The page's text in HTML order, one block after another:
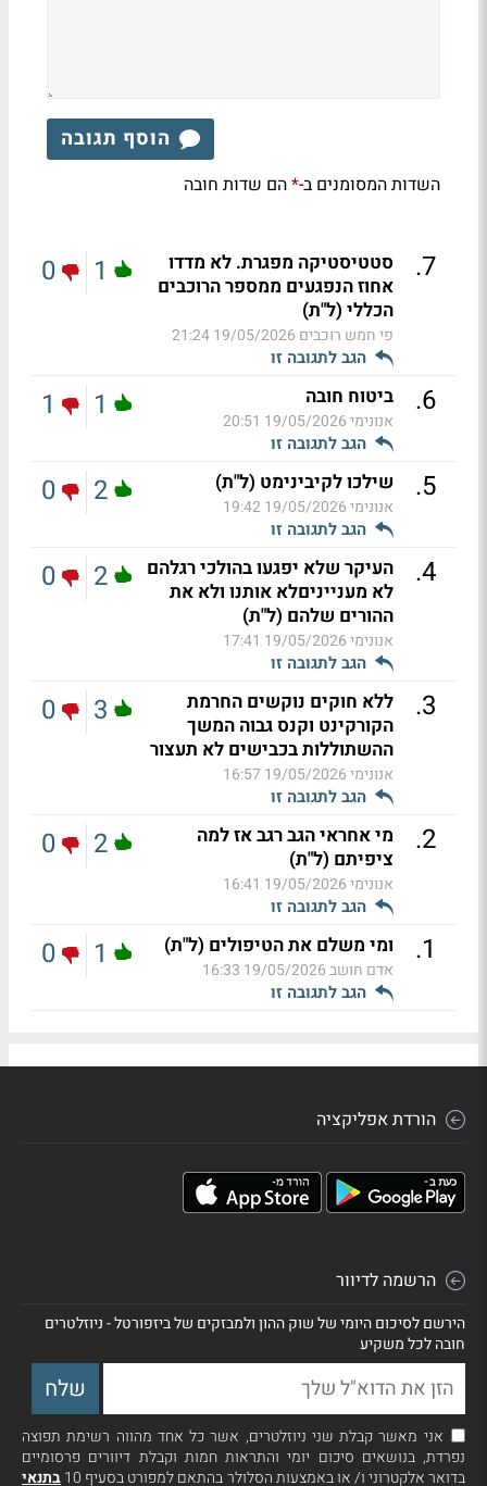
הוסף תגובה
השדות המסומנים ב-*הם שדות חובה
7
.
סטטיסטיקה מפגרת. לא מדדו
אחוז הנפגעים ממספר הרוכבים
הכללי (ל"ת)
פי חמש רוכבים 19/05/2026 21:24
הגב לתגובה זו
1
0
6
. ביטוח חובה
אנונימי19/05/2026 20:51
הגב לתגובה זו
1
1
5
. שילכו לקיבינימט (ל"ת)
אנונימי19/05/2026 19:42
הגב לתגובה זו
2
0
4
.
העיקר שלא יפגעו בהולכי רגלהם
לא מענייניםלא אותנו ולא את
ההורים שלהם (ל"ת)
אנונימי19/05/2026 17:41
הגב לתגובה זו
2
0
3
.
ללא חוקים נוקשים החרמת
הקורקינט וקנס גבוה המשך
ההשתוללות בכבישים לא תעצור
אנונימי19/05/2026 16:57
הגב לתגובה זו
3
0
2
.
מי אחראי הגב רגב אז למה
ציפיתם (ל"ת)
אנונימי19/05/2026 16:41
הגב לתגובה זו
2
0
1
. ומי משלם את הטיפולים (ל"ת)
אדם חושב19/05/2026 16:33
הגב לתגובה זו
1
0
הורדת אפליקציה
הרשמה לדיוור
הירשם לסיכום היומי של שוק ההון ולמבזקים של ביזפורטל - ניוזלטרים
חובה לכל משקיע
אני מאשר קבלת שני ניוזלטרים, אשר כל אחד מהווה רשימת תפוצה
נפרדת, בנושאים סיכום יומי והתראות חמות וקבלת דיוורים פרסומיים
בדואר אלקטרוני ו/ או באמצעות הסלולר בהתאם למפורט בסעיף 10
בתנאי